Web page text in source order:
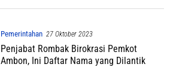
Pemerintahan 27 Oktober 2023
Penjabat Rombak Birokrasi Pemkot
Ambon, Ini Daftar Nama yang Dilantik